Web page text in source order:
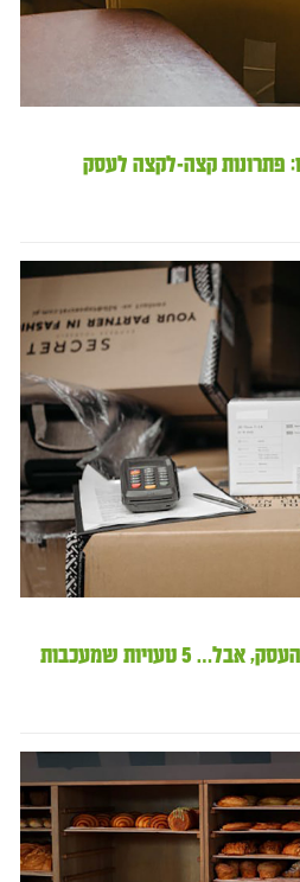
פתרונות קצה-לקצה לעסק
ייבוא מסחרי יכול להזניק את העסק, אבל… 5 טעויות שמעכבות